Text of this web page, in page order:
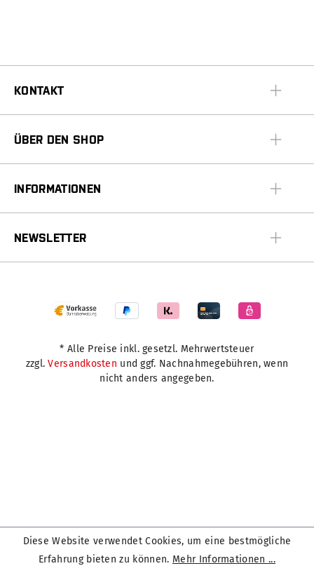
KONTAKT
ÜBER DEN SHOP
INFORMATIONEN
NEWSLETTER
* Alle Preise inkl. gesetzl. Mehrwertsteuer
zzgl.Versandkosten und ggf. Nachnahmegebühren, wenn
nicht anders angegeben.
Diese Website verwendet Cookies, um eine bestmögliche
Erfahrung bieten zu können. Mehr Informationen ...